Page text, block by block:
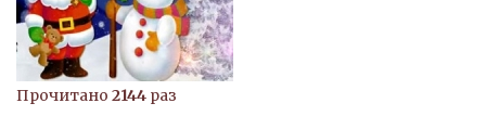
Прочитано 2144 раз